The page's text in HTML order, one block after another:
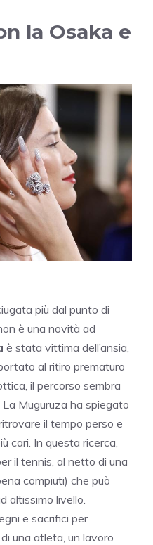
la Osaka e
più dal punto di
è una novità ad
è stata vittima dell’ansia,
al ritiro prematuro
il percorso sembra
Muguruza ha spiegato
il tempo perso e
cari. In questa ricerca,
il tennis, al netto di una
compiuti) che può
altissimo livello.
e sacrifici per
una atleta, un lavoro